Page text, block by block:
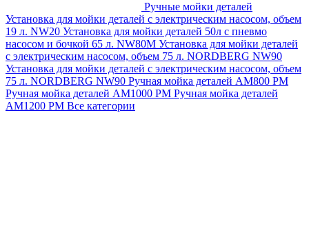
Ручные мойки деталей
Установка для мойки деталей с электрическим насосом, объем
19 л. NW20 Установка для мойки деталей 50л с пневмо
насосом и бочкой 65 л. NW80M Установка для мойки деталей
с электрическим насосом, объем 75 л. NORDBERG NW90
Установка для мойки деталей с электрическим насосом, объем
75 л. NORDBERG NW90 Ручная мойка деталей АМ800 РМ
Ручная мойка деталей АМ1000 РМ Ручная мойка деталей
АМ1200 РМ Все категории